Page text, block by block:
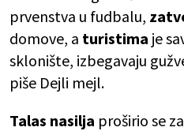
prvenstva u fudbalu,
domove, a turistima je
sklonište, izbegavaju
piše Dejli mejl.
Talas nasilja proširio se